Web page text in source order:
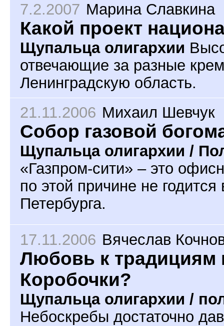
7.2.2007 Марина Славкина
Какой проект
Щупальца олигархии
отвечающие за разные
Ленинградскую область.
21.11.2006 Михаил Шевчук
Собор газовой
Щупальца олигархии /
«Газпром-сити» – это
по этой причине не
Петербурга.
17.11.2006 Вячеслав
Любовь к традициям
Коробочки?
Щупальца олигархии /
Небоскребы достаточно